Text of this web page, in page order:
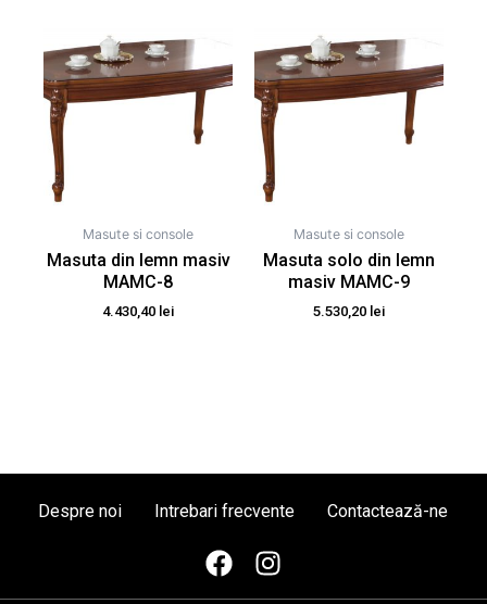
Masute si console
Masuta din lemn masiv
MAMC-8
4.430,40 lei
Masute si console
Masuta solo din lemn
masiv MAMC-9
5.530,20 lei
Despre noi Intrebari frecvente Contactează-ne
F
I